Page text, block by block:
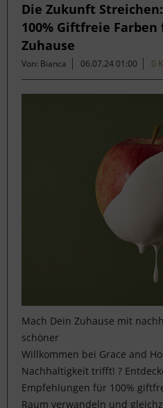
Die Zukunft
100% Giftfreie
Zuhause
Von: Bianca 06.07.24 01:00 0
Mach Dein Zuhause mit
schöner
Willkommen bei Grace and
Nachhaltigkeit trifft! ?
Empfehlungen für 100%
Raum verwandeln und